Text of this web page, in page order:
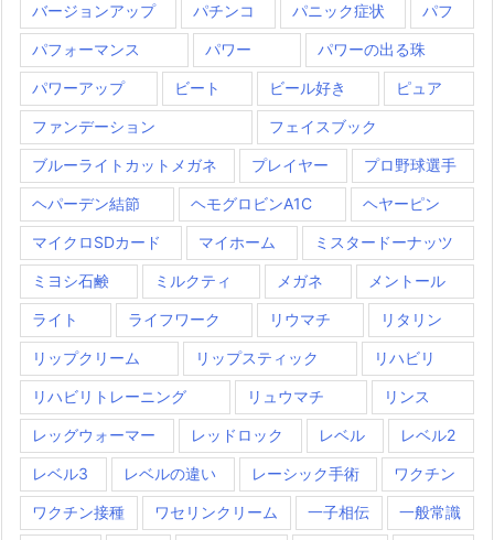
バージョンアップ パチンコ パニック症状 パフ
パフォーマンス パワー パワーの出る珠
パワーアップ ビート ビール好き ピュア
ファンデーション フェイスブック
ブルーライトカットメガネ プレイヤー プロ野球選手
ヘパーデン結節 ヘモグロビンA1C ヘヤーピン
マイクロSDカード マイホーム ミスタードーナッツ
ミヨシ石鹸 ミルクティ メガネ メントール
ライト ライフワーク リウマチ リタリン
リップクリーム リップスティック リハビリ
リハビリトレーニング リュウマチ リンス
レッグウォーマー レッドロック レベル レベル2
レベル3 レベルの違い レーシック手術 ワクチン
ワクチン接種 ワセリンクリーム 一子相伝 一般常識